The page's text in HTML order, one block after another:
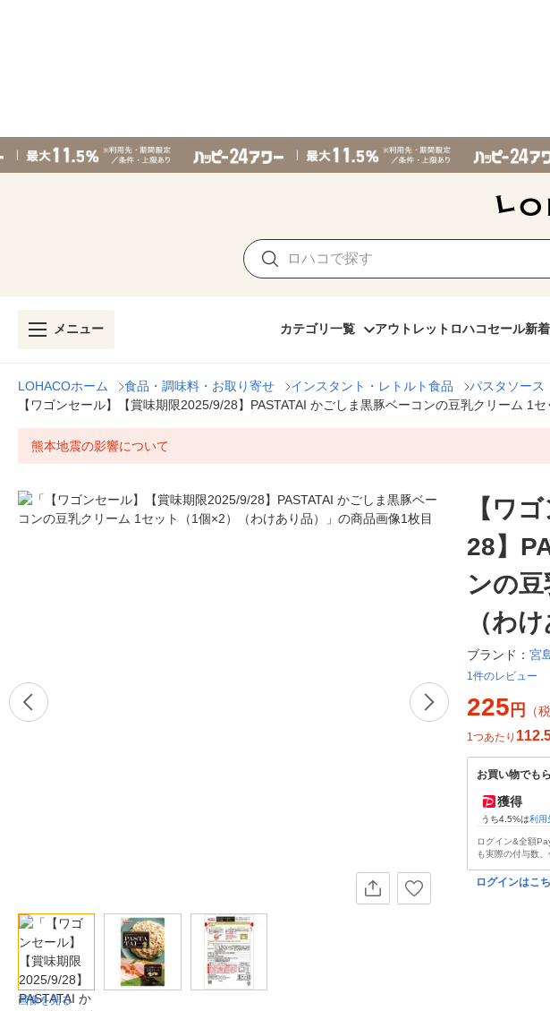
メニュー カテゴリ一覧 アウトレット ロハコセール新
LOHACOホーム 食品・調味料・お取り寄せ インスタント・レトルト食品 パスタソース
【ワゴンセール】【賞味期限2025/9/28】PASTATAI かごしま黒豚ベーコンの豆乳クリーム 1セ
熊本地震の影響について
画像を見る
【ワ
28】
ンの豆
（わ
ブランド： 宮
1件のレビュー
225 円 （
1つあたり
お買い物でも
獲得
うち4.5%は利用
ログイン&全額
も実際の付与数
ログインはこ